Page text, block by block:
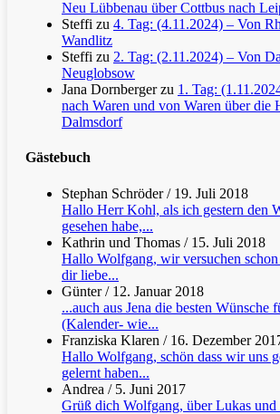
Neu Lübbenau über Cottbus nach
Steffi zu 4. Tag: (4.11.2024) – Von
Wandlitz
Steffi zu 2. Tag: (2.11.2024) – Von
Neuglobsow
Jana Dornbergerzu 1. Tag:
nach Waren und von Waren über die
Dalmsdorf
Gästebuch
Stephan Schröder/ 19. Juli 2018
Hallo Herr Kohl, als ich gestern den
gesehen habe,...
Kathrin und Thomas / 15. Juli 2018
Hallo Wolfgang, wir versuchen schon
dir liebe...
Günter/ 12. Januar 2018
...auch aus Jena die besten Wünsche
(Kalender- wie...
Franziska Klaren / 16. Dezember
Hallo Wolfgang, schön dass wir uns
gelernt haben...
Andrea / 5. Juni 2017
Grüß dich Wolfgang, über Lukas